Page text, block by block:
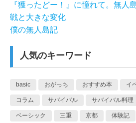
『獲ったどー！』に憧れて。無人
戦と大きな変化
僕の無人島記
人気のキーワード
basic おがっち おすすめ本 イ
コラム サバイバル サバイバル料理
ベーシック 三重 京都 体験記